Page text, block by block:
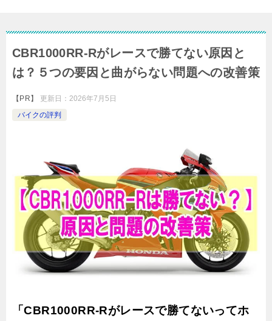
CBR1000RR-Rがレースで勝てない原因と
は？５つの要因と曲がらない問題への改善策
【PR】 更新日： 2026年7月5日
バイクの評判
「CBR1000RR-Rがレースで勝てないってホ